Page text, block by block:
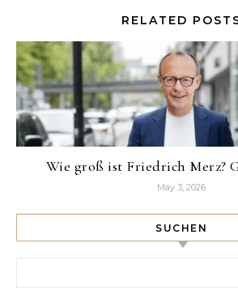
RELATED
Wie groß ist Friedrich Merz?
May 3, 2026
SUCHEN